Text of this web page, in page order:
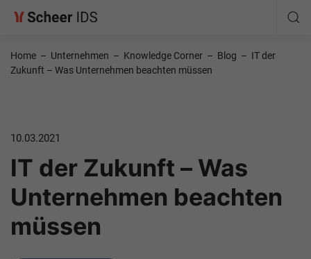
Home – Unternehmen – Knowledge Corner – Blog – IT der
Zukunft – Was Unternehmen beachten müssen
10.03.2021
IT der Zukunft – Was
Unternehmen beachten
müssen